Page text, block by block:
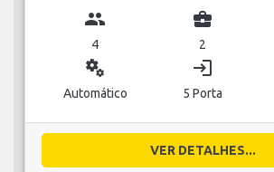
group
4
business_center
2
miscellaneous_services
Automático
login
5 Porta
VER DETALHES...